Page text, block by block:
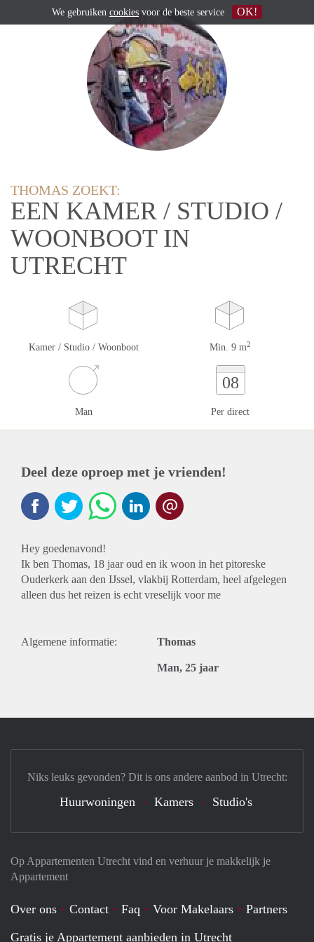
THOMAS ZOEKT:
EEN KAMER / STUDIO /
WOONBOOT IN
UTRECHT
Kamer / Studio / Woonboot Min. 9 m2
Man
08
Per direct
Deel deze oproep met je vrienden!
Hey goedenavond!
Ik ben Thomas, 18 jaar oud en ik woon in het pitoreske
Ouderkerk aan den IJssel, vlakbij Rotterdam, heel afgelegen
alleen dus het reizen is echt vreselijk voor me
Algemene informatie: Thomas
Man, 25 jaar
Op Appartementen Utrecht vind en verhuur je makkelijk je
Appartement
Over ons Contact Faq Voor Makelaars
Partners
Gratis je Appartement aanbieden in Utrecht
Niks leuks gevonden? Dit is ons andere aanbod in Utrecht:
Huurwoningen Kamers Studio's
We gebruiken cookies voor de beste service OK!